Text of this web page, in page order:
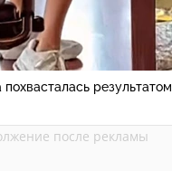
результатом